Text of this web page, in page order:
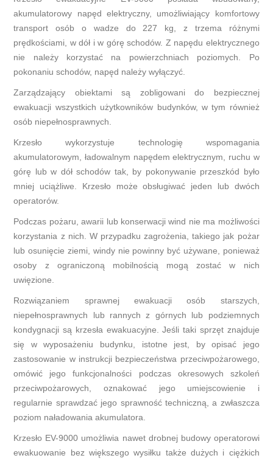
akumulatorowy napęd elektryczny, umożliwiający komfortowy
transport osób o wadze do 227 kg, z trzema różnymi
prędkościami, w dół i w górę schodów. Z napędu elektrycznego
nie należy korzystać na powierzchniach poziomych. Po
pokonaniu schodów, napęd należy wyłączyć.
Zarządzający obiektami są zobligowani do bezpiecznej
ewakuacji wszystkich użytkowników budynków, w tym również
osób niepełnosprawnych.
Krzesło wykorzystuje technologię wspomagania
akumulatorowym, ładowalnym napędem elektrycznym, ruchu w
górę lub w dół schodów tak, by pokonywanie przeszkód było
mniej uciążliwe. Krzesło może obsługiwać jeden lub dwóch
operatorów.
Podczas pożaru, awarii lub konserwacji wind nie ma możliwości
korzystania z nich. W przypadku zagrożenia, takiego jak pożar
lub osunięcie ziemi, windy nie powinny być używane, ponieważ
osoby z ograniczoną mobilnością mogą zostać w nich
uwięzione.
Rozwiązaniem sprawnej ewakuacji osób starszych,
niepełnosprawnych lub rannych z górnych lub podziemnych
kondygnacji są krzesła ewakuacyjne. Jeśli taki sprzęt znajduje
się w wyposażeniu budynku, istotne jest, by opisać jego
zastosowanie w instrukcji bezpieczeństwa przeciwpożarowego,
omówić jego funkcjonalności podczas okresowych szkoleń
przeciwpożarowych, oznakować jego umiejscowienie i
regularnie sprawdzać jego sprawność techniczną, a zwłaszcza
poziom naładowania akumulatora.
Krzesło EV-9000 umożliwia nawet drobnej budowy operatorowi
ewakuowanie bez większego wysiłku także dużych i ciężkich